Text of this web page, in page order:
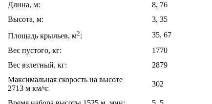
Длина, м:
8, 76
Высота, м:
3, 35
Площадь крыльев, м2:
35, 67
Вес пустого, кг:
1770
Вес взлетный, кг:
2879
Максимальная скорость на высоте
2713 м км/ч:
302